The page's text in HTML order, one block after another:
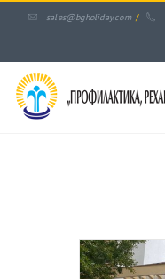
sales@bgholiday.com /